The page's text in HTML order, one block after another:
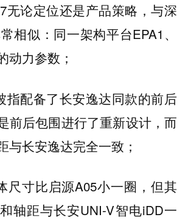
无论定位还是产品策略，与深
相似：同一架构平台EPA1、
动力参数；
指配备了长安逸达同款的前后
前后包围进行了重新设计，而
与长安逸达完全一致；
尺寸比启源A05小一圈，但其
轴距与长安UNI-V智电iDD一